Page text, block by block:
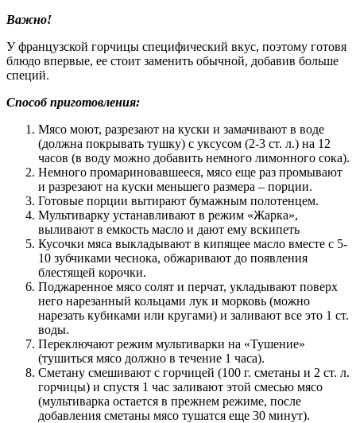
Важно!
У французской горчицы специфический вкус, поэтому готовя
блюдо впервые, ее стоит заменить обычной, добавив больше
специй.
Способ приготовления:
Мясо моют, разрезают на куски и замачивают в воде
(должна покрывать тушку) с уксусом (2-3 ст. л.) на 12
часов (в воду можно добавить немного лимонного сока).
Немного промариновавшееся, мясо еще раз промывают
и разрезают на куски меньшего размера – порции.
Готовые порции вытирают бумажным полотенцем.
Мультиварку устанавливают в режим «Жарка»,
выливают в емкость масло и дают ему вскипеть
Кусочки мяса выкладывают в кипящее масло вместе с 5-
10 зубчиками чеснока, обжаривают до появления
блестящей корочки.
Поджаренное мясо солят и перчат, укладывают поверх
него нарезанный кольцами лук и морковь (можно
нарезать кубиками или кругами) и заливают все это 1 ст.
воды.
Переключают режим мультиварки на «Тушение»
(тушиться мясо должно в течение 1 часа).
Сметану смешивают с горчицей (100 г. сметаны и 2 ст. л.
горчицы) и спустя 1 час заливают этой смесью мясо
(мультиварка остается в прежнем режиме, после
добавления сметаны мясо тушатся еще 30 минут).